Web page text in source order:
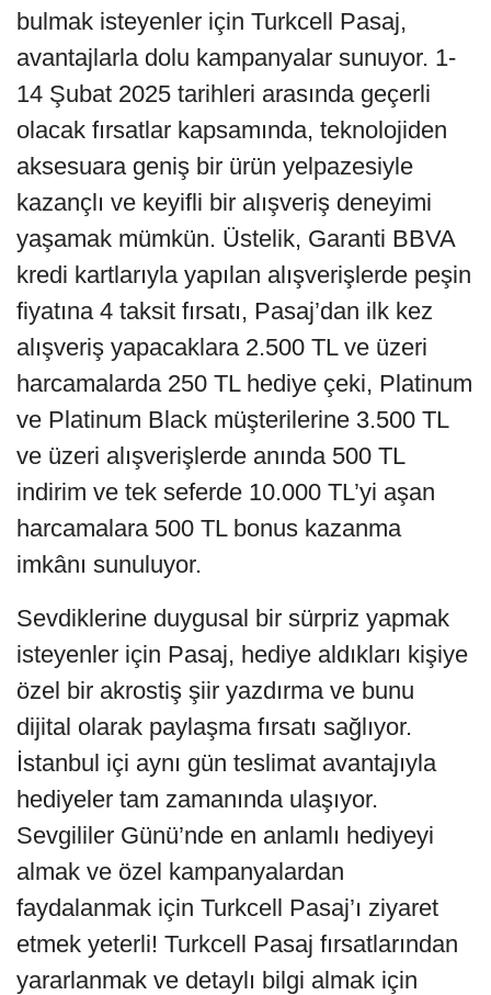
bulmak isteyenler için Turkcell Pasaj,
avantajlarla dolu kampanyalar sunuyor. 1-
14 Şubat 2025 tarihleri arasında geçerli
olacak fırsatlar kapsamında, teknolojiden
aksesuara geniş bir ürün yelpazesiyle
kazançlı ve keyifli bir alışveriş deneyimi
yaşamak mümkün. Üstelik, Garanti BBVA
kredi kartlarıyla yapılan alışverişlerde peşin
fiyatına 4 taksit fırsatı, Pasaj’dan ilk kez
alışveriş yapacaklara 2.500 TL ve üzeri
harcamalarda 250 TL hediye çeki, Platinum
ve Platinum Black müşterilerine 3.500 TL
ve üzeri alışverişlerde anında 500 TL
indirim ve tek seferde 10.000 TL’yi aşan
harcamalara 500 TL bonus kazanma
imkânı sunuluyor.
Sevdiklerine duygusal bir sürpriz yapmak
isteyenler için Pasaj, hediye aldıkları kişiye
özel bir akrostiş şiir yazdırma ve bunu
dijital olarak paylaşma fırsatı sağlıyor.
İstanbul içi aynı gün teslimat avantajıyla
hediyeler tam zamanında ulaşıyor.
Sevgililer Günü’nde en anlamlı hediyeyi
almak ve özel kampanyalardan
faydalanmak için Turkcell Pasaj’ı ziyaret
etmek yeterli! Turkcell Pasaj fırsatlarından
yararlanmak ve detaylı bilgi almak için